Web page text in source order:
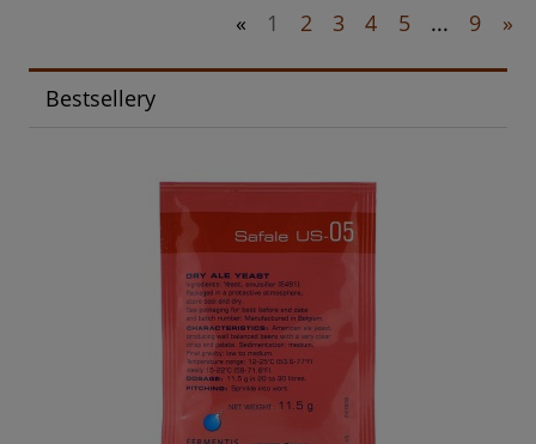
« 1 2 3 4 5 ... 9 »
Bestsellery